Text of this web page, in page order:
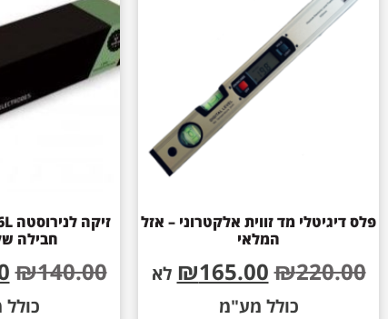
פלס דיגיטלי מד זווית אלקטרוני – אזל
המלאי
₪220.00
₪165.00
לא
כולל מע"מ
חבילה של 1.5
₪140.00